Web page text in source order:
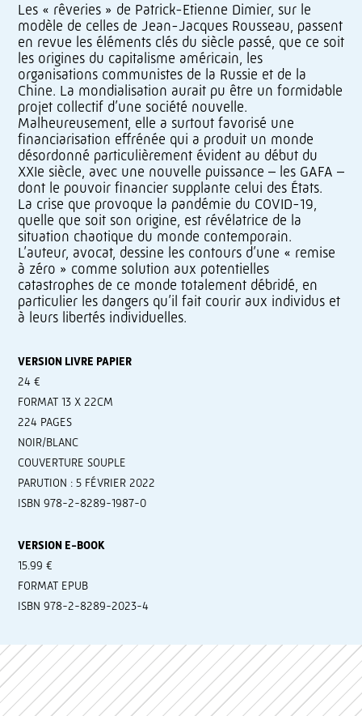
Les « rêveries » de Patrick-Etienne Dimier, sur le
modèle de celles de Jean-Jacques Rousseau, passent
en revue les éléments clés du siècle passé, que ce soit
les origines du capitalisme américain, les
organisations communistes de la Russie et de la
Chine. La mondialisation aurait pu être un formidable
projet collectif d’une société nouvelle.
Malheureusement, elle a surtout favorisé une
financiarisation effrénée qui a produit un monde
désordonné particulièrement évident au début du
XXIe siècle, avec une nouvelle puissance – les GAFA –
dont le pouvoir financier supplante celui des États.
La crise que provoque la pandémie du COVID-19,
quelle que soit son origine, est révélatrice de la
situation chaotique du monde contemporain.
L’auteur, avocat, dessine les contours d’une « remise
à zéro » comme solution aux potentielles
catastrophes de ce monde totalement débridé, en
particulier les dangers qu’il fait courir aux individus et
à leurs libertés individuelles.
VERSION LIVRE PAPIER
24 €
FORMAT 13 X 22CM
224 PAGES
NOIR/BLANC
COUVERTURE SOUPLE
PARUTION : 5 FÉVRIER 2022
ISBN 978-2-8289-1987-0
VERSION E-BOOK
15.99 €
FORMAT EPUB
ISBN 978-2-8289-2023-4